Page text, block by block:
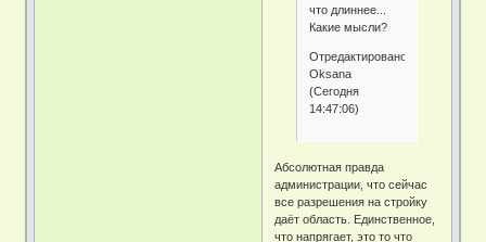
что длиннее...
Какие мысли?
Отредактировано
Oksana
(Сегодня
14:47:06)
Абсолютная правда
администрации, что сейчас
все разрешения на стройку
даёт область. Единственное,
что напрягает, это то что